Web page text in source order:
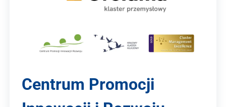
Centrum Promocji